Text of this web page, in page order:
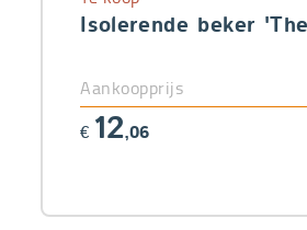
Isolerende beker
Aankoopprijs
€ 12,06